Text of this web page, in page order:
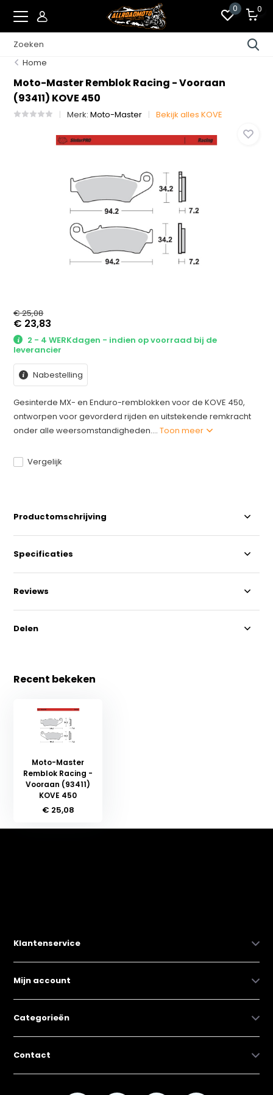
0 0
Home
Moto-Master Remblok Racing - Vooraan
(93411) KOVE 450
Merk:Moto-Master Bekijk alles KOVE
€ 25,08
€ 23,83
2 - 4 WERKdagen - indien op voorraad bij de
leverancier
Nabestelling
Gesinterde MX- en Enduro-remblokken voor de KOVE 450,
ontworpen voor gevorderd rijden en uitstekende remkracht
onder alle weersomstandigheden....Toon meer
Vergelijk
Productomschrijving
Specificaties
Reviews
Delen
Recent bekeken
Moto-Master
Remblok Racing -
Vooraan (93411)
KOVE 450
€ 25,08
Klantenservice
Mijn account
Categorieën
Contact